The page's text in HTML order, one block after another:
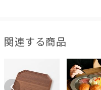
関連する商品